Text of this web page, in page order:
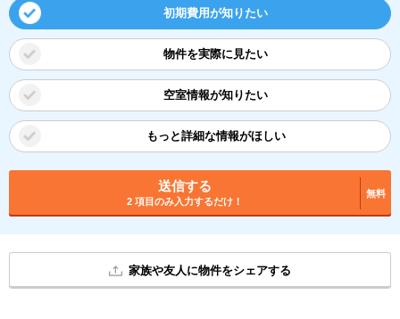
初期費用が知りたい
物件を実際に見たい
空室情報が知りたい
もっと詳細な情報がほしい
送信する
2 項目のみ入力するだけ！
無料
家族や友人に物件をシェアする